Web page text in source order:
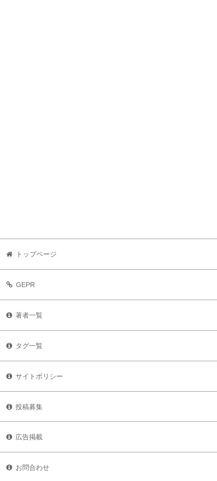
トップページ
GEPR
著者一覧
タグ一覧
サイトポリシー
投稿募集
広告掲載
お問合わせ